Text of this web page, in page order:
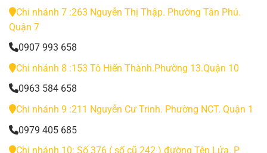
Chi nhánh 7 :263 Nguyễn Thị Thập. Phường Tân Phú.
Quận 7
0907 993 658
Chi nhánh 8 :153 Tô Hiến Thành.Phường 13.Quận 10
0963 584 658
Chi nhánh 9 :211 Nguyễn Cư Trinh. Phường NCT. Quận 1
0979 405 685
Chi nhánh 10: Số 376 ( số cũ 242 ) đường Tên Lửa. P